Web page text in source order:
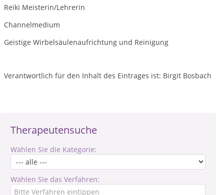
Therapeutensuche
Wählen Sie die Kategorie:
Wählen Sie das Verfahren:
Reiki Meisterin/Lehrerin
Channelmedium
Geistige Wirbelsäulenaufrichtung und Reinigung
Verantwortlich für den Inhalt des Eintrages ist: Birgit Bosbach